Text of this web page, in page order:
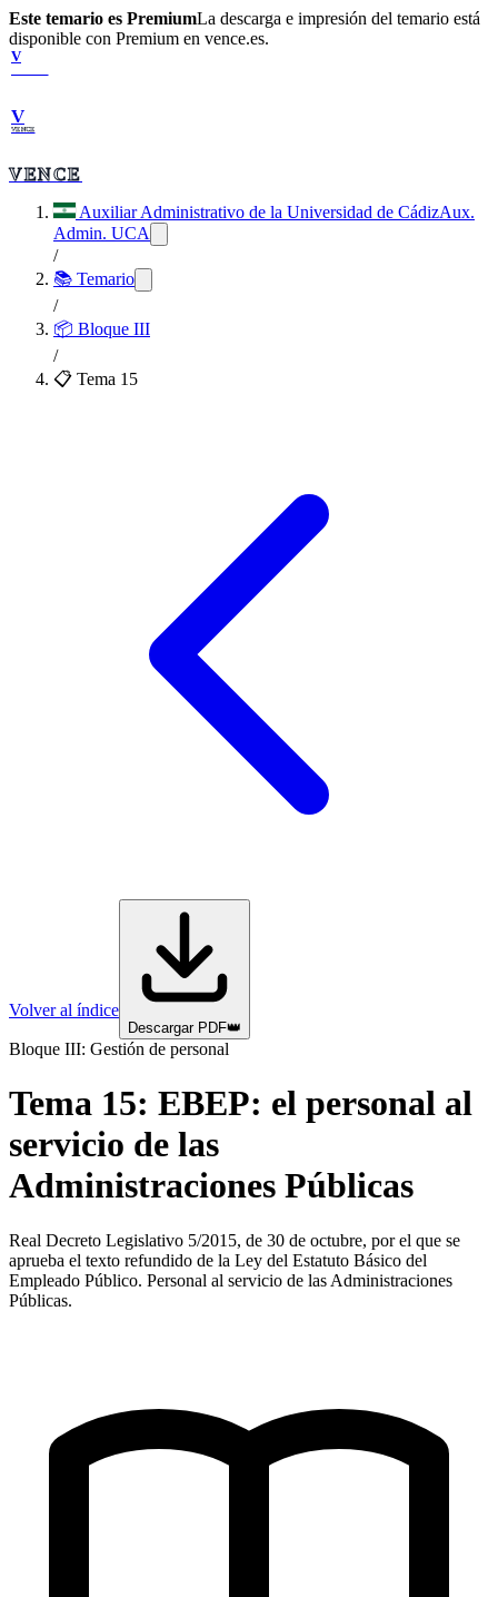
Este temario es PremiumLa descarga e impresión del temario está
disponible con Premium en vence.es.
V
V
VENCE
VENCE
Auxiliar Administrativo de la Universidad de CádizAux.
Admin. UCA
/
📚 Temario
/
📦 Bloque III
/
📋 Tema 15
Volver al índice
Descargar PDF👑
Bloque III: Gestión de personal
Tema 15: EBEP: el personal al
servicio de las
Administraciones Públicas
Real Decreto Legislativo 5/2015, de 30 de octubre, por el que se
aprueba el texto refundido de la Ley del Estatuto Básico del
Empleado Público. Personal al servicio de las Administraciones
Públicas.